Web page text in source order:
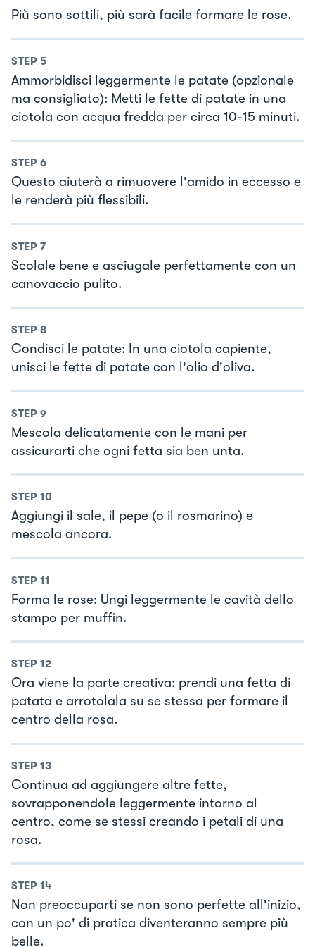
Più sono sottili, più sarà facile formare le rose.
STEP 5
Ammorbidisci leggermente le patate (opzionale
ma consigliato): Metti le fette di patate in una
ciotola con acqua fredda per circa 10-15 minuti.
STEP 6
Questo aiuterà a rimuovere l'amido in eccesso e
le renderà più flessibili.
STEP 7
Scolale bene e asciugale perfettamente con un
canovaccio pulito.
STEP 8
Condisci le patate: In una ciotola capiente,
unisci le fette di patate con l'olio d'oliva.
STEP 9
Mescola delicatamente con le mani per
assicurarti che ogni fetta sia ben unta.
STEP 10
Aggiungi il sale, il pepe (o il rosmarino) e
mescola ancora.
STEP 11
Forma le rose: Ungi leggermente le cavità dello
stampo per muffin.
STEP 12
Ora viene la parte creativa: prendi una fetta di
patata e arrotolala su se stessa per formare il
centro della rosa.
STEP 13
Continua ad aggiungere altre fette,
sovrapponendole leggermente intorno al
centro, come se stessi creando i petali di una
rosa.
STEP 14
Non preoccuparti se non sono perfette all'inizio,
con un po' di pratica diventeranno sempre più
belle.